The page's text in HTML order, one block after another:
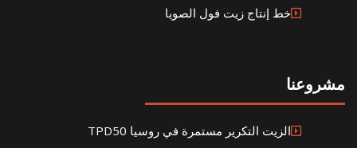
خط إنتاج زيت فول الصويا
مشروعنا
الزيت التكرير مستمرة في روسيا TPD50